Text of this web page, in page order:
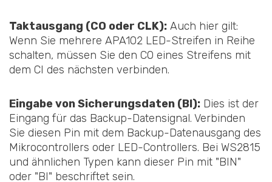
Taktausgang (CO oder CLK): Auch hier gilt:
Wenn Sie mehrere APA102 LED-Streifen in Reihe
schalten, müssen Sie den CO eines Streifens mit
dem CI des nächsten verbinden.
Eingabe von Sicherungsdaten (BI): Dies ist der
Eingang für das Backup-Datensignal. Verbinden
Sie diesen Pin mit dem Backup-Datenausgang des
Mikrocontrollers oder LED-Controllers. Bei WS2815
und ähnlichen Typen kann dieser Pin mit "BIN"
oder "BI" beschriftet sein.